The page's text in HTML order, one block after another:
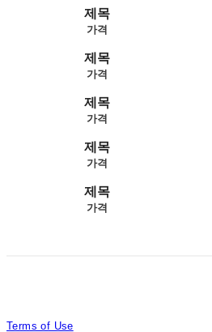
제목
가격
제목
가격
제목
가격
제목
가격
제목
가격
Terms of Use